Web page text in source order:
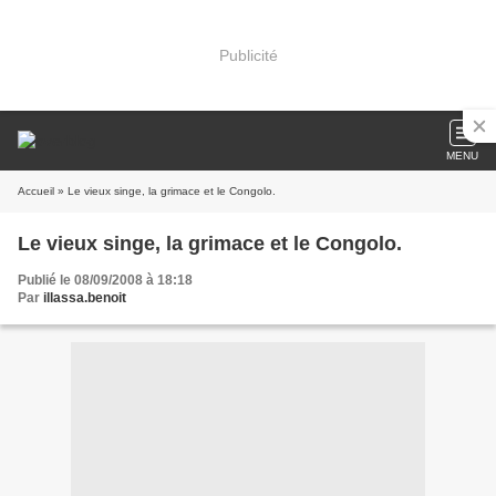
Publicité
MENU
Accueil » Le vieux singe, la grimace et le Congolo.
Le vieux singe, la grimace et le Congolo.
Publié le 08/09/2008 à 18:18
Par illassa.benoit